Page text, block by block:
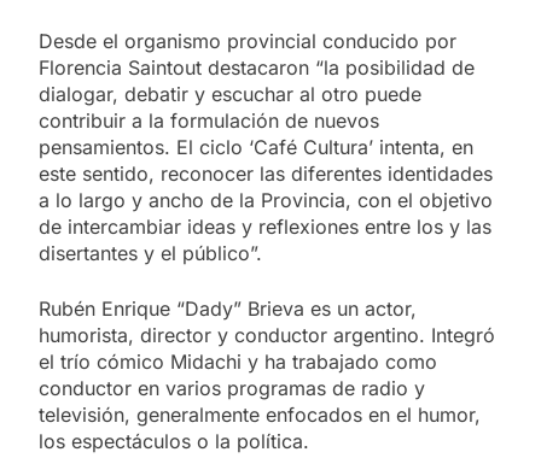
Desde el organismo provincial conducido por
Florencia Saintout destacaron “la posibilidad de
dialogar, debatir y escuchar al otro puede
contribuir a la formulación de nuevos
pensamientos. El ciclo ‘Café Cultura’ intenta, en
este sentido, reconocer las diferentes identidades
a lo largo y ancho de la Provincia, con el objetivo
de intercambiar ideas y reflexiones entre los y las
disertantes y el público”.
Rubén Enrique “Dady” Brieva es un actor,
humorista, director y conductor argentino. Integró
el trío cómico Midachi y ha trabajado como
conductor en varios programas de radio y
televisión, generalmente enfocados en el humor,
los espectáculos o la política.